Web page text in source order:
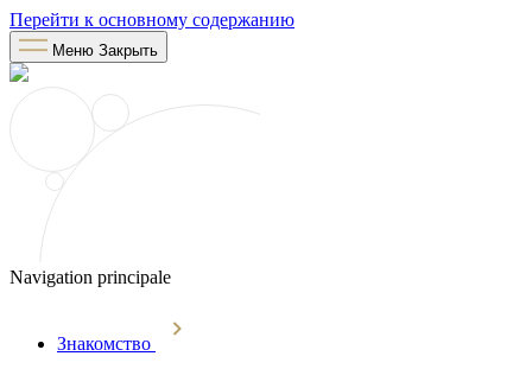
Перейти к основному содержанию
Меню Закрыть
Navigation principale
Знакомство